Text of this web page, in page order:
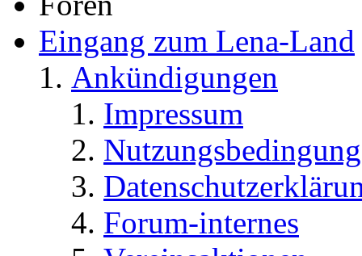
Eingang zum Lena-Land
Ankündigungen
Impressum
Forum-internes